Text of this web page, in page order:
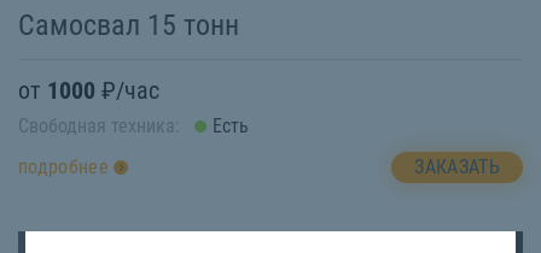
Самосвал 15 тонн
от 1000 ₽/час
Свободная техника:
Есть
подробнее
ЗАКАЗАТЬ